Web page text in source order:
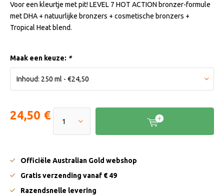
Voor een kleurtje met pit! LEVEL 7 HOT ACTION bronzer-formule
met DHA + natuurlijke bronzers + cosmetische bronzers +
Tropical Heat blend.
Maak een keuze: *
24,50 €
Officiële Australian Gold webshop
Gratis verzending vanaf € 49
Razendsnelle levering